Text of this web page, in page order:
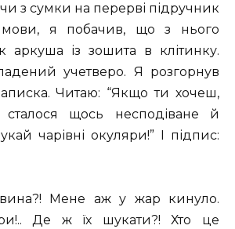
з сумки на перерві підручник
мови, я побачив, що з нього
аркуша із зошита в клітинку.
учетверо. Я розгорнув
Читаю: “Якщо ти хочеш,
щось несподіване й
чарівні окуляри!” І підпис:
Мене аж у жар кинуло.
Де ж їх шукати?! Хто це